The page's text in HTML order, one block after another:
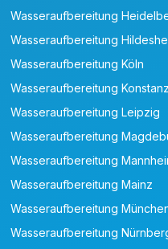
Wasseraufbereitung
Wasseraufbereitung
Wasseraufbereitung Köln
Wasseraufbereitung Konstanz
Wasseraufbereitung Leipzig
Wasseraufbereitung
Wasseraufbereitung
Wasseraufbereitung Mainz
Wasseraufbereitung
Wasseraufbereitung